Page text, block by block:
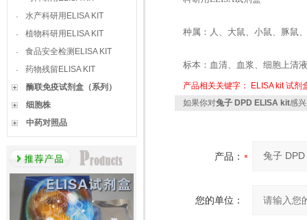
·
水产科研用ELISA KIT
·
植物科研用ELISA KIT
·
食品安全检测ELISA KIT
·
药物残留ELISA KIT
酶联免疫试剂盒（系列）
细胞株
中药对照品
种属：人、大鼠、小鼠、豚鼠
标本：血清、血浆、细胞上清
产品相关关键字： ELISA kit 试剂
如果你对兔子 DPD ELISA kit感
产品：
您的单位：